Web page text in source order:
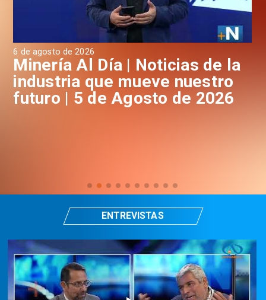
6 de agosto de 2026
Minería Al Día | Noticias de la
industria que mueve nuestro
futuro | 5 de Agosto de 2026
ENTREVISTAS